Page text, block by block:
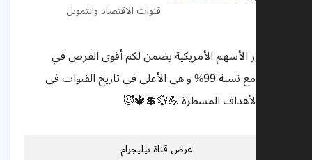
قنوات الاقتصاد والتمويل
مستشار الأسهم الأمريكية يضمن لكم أقوى الفرص في
السوق مع نسبة 99% و هي الأعلى في تاريخ القنوات في
ضرب الأهداف المسطرة 💪💱💲🔱😈
عرض قناة تيليجرام